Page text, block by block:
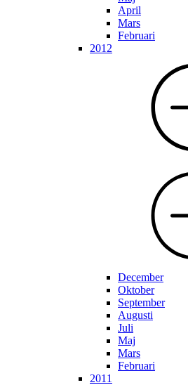
April
Mars
Februari
2012
December
Oktober
September
Augusti
Juli
Maj
Mars
Februari
2011